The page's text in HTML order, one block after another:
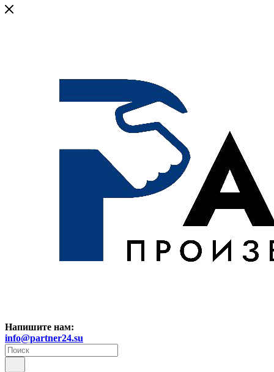
Напишите нам:
info@partner24.su